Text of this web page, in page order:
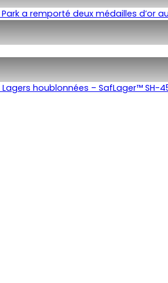
a remporté deux médailles d’or
houblonnées – SafLager™ SH-